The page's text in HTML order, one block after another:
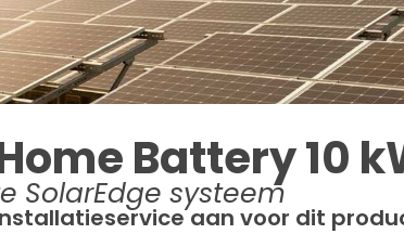
Battery 10
SolarEdge systeem
aan voor dit